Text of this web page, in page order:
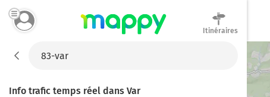
Itinéraires
Info trafic temps réel dans Var